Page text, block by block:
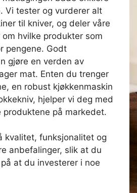
Vi tester og vurderer alt
til kniver, og deler våre
hvilke produkter som
pengene. Godt
gjøre en verden av
mat. Enten du trenger
en robust kjøkkenmaskin
hjelper vi deg med
produktene på markedet.
kvalitet, funksjonalitet og
anbefalinger, slik at du
at du investerer i noe